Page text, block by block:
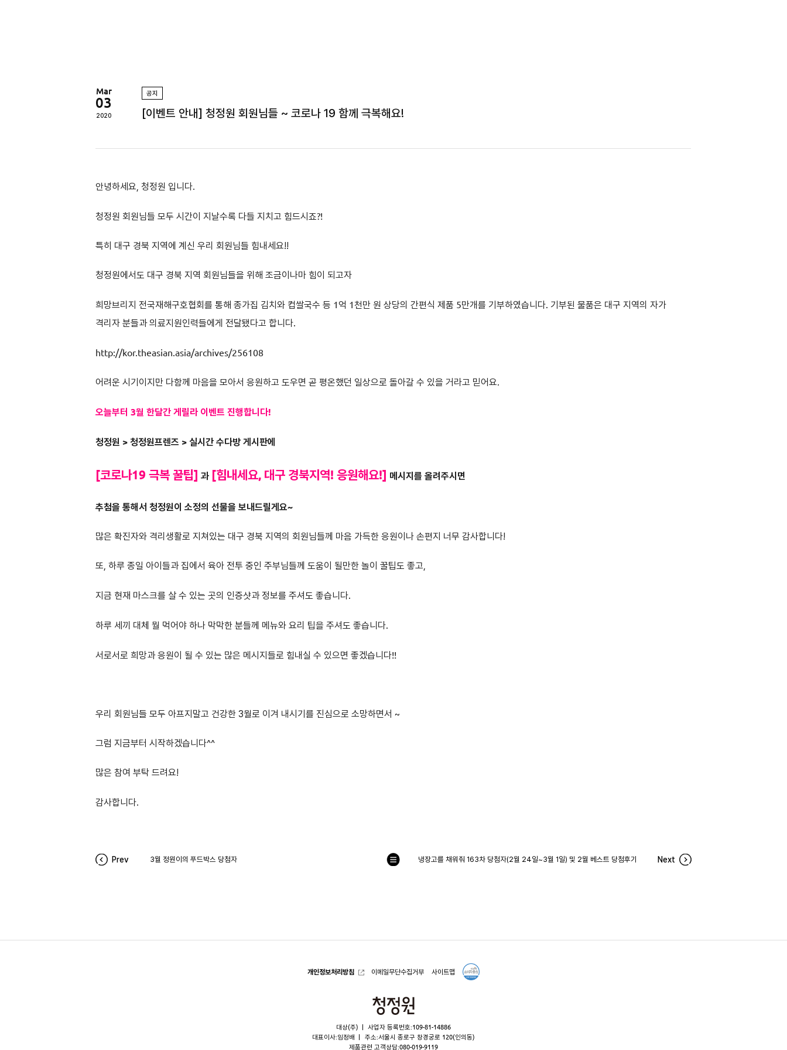
Mar
03
2020
공지
[이벤트 안내] 청정원 회원님들 ~ 코로나 19 함께 극복해요!
안녕하세요, 청정원 입니다.
청정원 회원님들 모두시간이 지날수록 다들 지치고 힘드시죠?!
특히 대구 경북 지역에 계신 우리 회원님들 힘내세요!!
청정원에서도 대구 경북 지역 회원님들을 위해 조금이나마 힘이 되고자
희망브리지 전국재해구호협회를 통해 종가집 김치와 컵쌀국수 등 1억 1천만 원 상당의 간편식 제품 5만개를 기부하였습니다. 기부된 물품은 대구 지역의 자가
격리자 분들과 의료지원인력들에게 전달됐다고 합니다.
http://kor.theasian.asia/archives/256108
어려운 시기이지만 다함께 마음을 모아서 응원하고 도우면 곧 평온했던 일상으로 돌아갈 수 있을 거라고 믿어요.
오늘부터 3월 한달간 게릴라 이벤트 진행합니다!
청정원 > 청정원프렌즈 > 실시간 수다방 게시판에
[코로나19 극복 꿀팁] 과 [힘내세요, 대구 경북지역! 응원해요!] 메시지를 올려주시면
추첨을 통해서 청정원이 소정의 선물을 보내드릴게요~
많은 확진자와 격리생활로 지쳐있는 대구 경북 지역의 회원님들께 마음 가득한 응원이나 손편지 너무 감사합니다!
또, 하루 종일 아이들과 집에서 육아 전투 중인 주부님들께 도움이 될만한 놀이 꿀팁도 좋고,
지금 현재 마스크를 살 수 있는 곳의 인증샷과 정보를 주셔도 좋습니다.
하루 세끼 대체 뭘 먹어야 하나 막막한 분들께 메뉴와 요리 팁을 주셔도 좋습니다.
서로서로 희망과 응원이 될 수 있는 많은 메시지들로 힘내실 수 있으면 좋겠습니다!!
우리 회원님들 모두 아프지말고 건강한 3월로 이겨 내시기를 진심으로 소망하면서 ~
그럼 지금부터 시작하겠습니다^^
많은 참여 부탁 드려요!
감사합니다.
Prev 3월 정원이의 푸드박스 당첨자 냉장고를 채워줘 163차 당첨자(2월 24일~3월 1일) 및 2월 베스트 당첨후기 Next
목
개인정보처리방침 이메일무단수집거부 사이트맵
청
원
대상(주)
사업자 등록번호:109-81-14886
대표이사:임정배
주소:서울시 종로구 창경궁로 120(인의동)
제품관련 고객상담:080-019-9119